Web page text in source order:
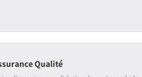
Qualité